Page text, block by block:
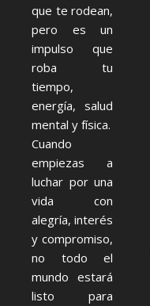
que te rodean,
pero es un
impulso que
roba tu
tiempo,
energía, salud
mental y física.
Cuando
empiezas a
luchar por una
vida con
alegría, interés
y compromiso,
no todo el
mundo estará
listo para